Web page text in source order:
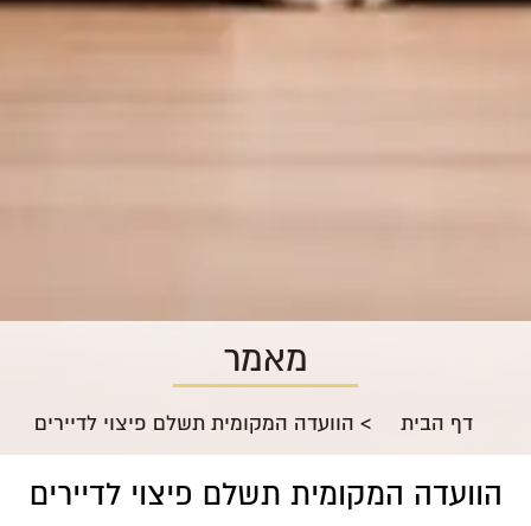
מאמר
דף הבית > הוועדה המקומית תשלם פיצוי לדיירים
הוועדה המקומית תשלם פיצוי לדיירים